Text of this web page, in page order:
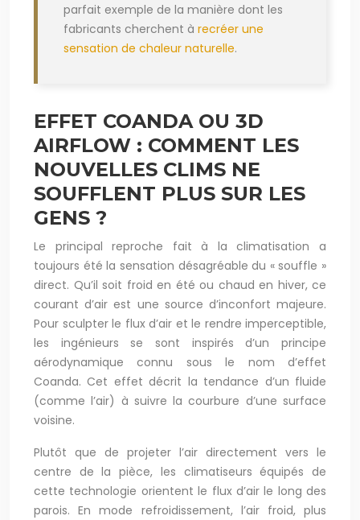
parfait exemple de la manière dont les
fabricants cherchent à recréer une
sensation de chaleur naturelle.
EFFET COANDA OU 3D
AIRFLOW : COMMENT LES
NOUVELLES CLIMS NE
SOUFFLENT PLUS SUR LES
GENS ?
Le principal reproche fait à la climatisation a
toujours été la sensation désagréable du « souffle »
direct. Qu’il soit froid en été ou chaud en hiver, ce
courant d’air est une source d’inconfort majeure.
Pour sculpter le flux d’air et le rendre imperceptible,
les ingénieurs se sont inspirés d’un principe
aérodynamique connu sous le nom d’effet
Coanda. Cet effet décrit la tendance d’un fluide
(comme l’air) à suivre la courbure d’une surface
voisine.
Plutôt que de projeter l’air directement vers le
centre de la pièce, les climatiseurs équipés de
cette technologie orientent le flux d’air le long des
parois. En mode refroidissement, l’air froid, plus